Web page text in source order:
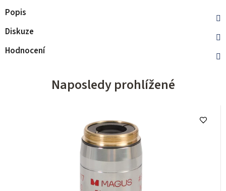
Popis
Diskuze
Hodnocení
Naposledy prohlížené